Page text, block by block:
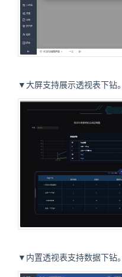
▼大屏支持展示透视表下钻。
▼内置透视表支持数据下钻。